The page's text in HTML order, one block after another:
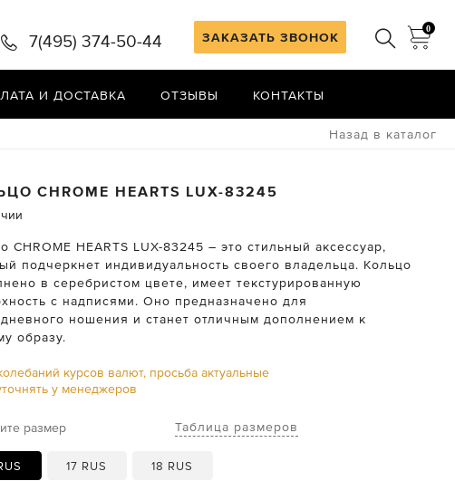
ЗАКАЗАТЬ ЗВОНОК
0
7(495) 374-50-44
И ДОСТАВКА ОТЗЫВЫ КОНТАКТЫ
Назад в каталог
CHROME HEARTS LUX-83245
CHROME HEARTS LUX-83245 – это стильный аксессуар,
подчеркнет индивидуальность своего владельца. Кольцо
в серебристом цвете, имеет текстурированную
с надписями. Оно предназначено для
ношения и станет отличным дополнением к
образу.
курсов валют, просьба актуальные
у менеджеров
размер Таблица размеров
17 RUS 18 RUS